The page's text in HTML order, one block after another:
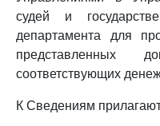
судей и
департамента для
представленных
соответствующих
К Сведениям